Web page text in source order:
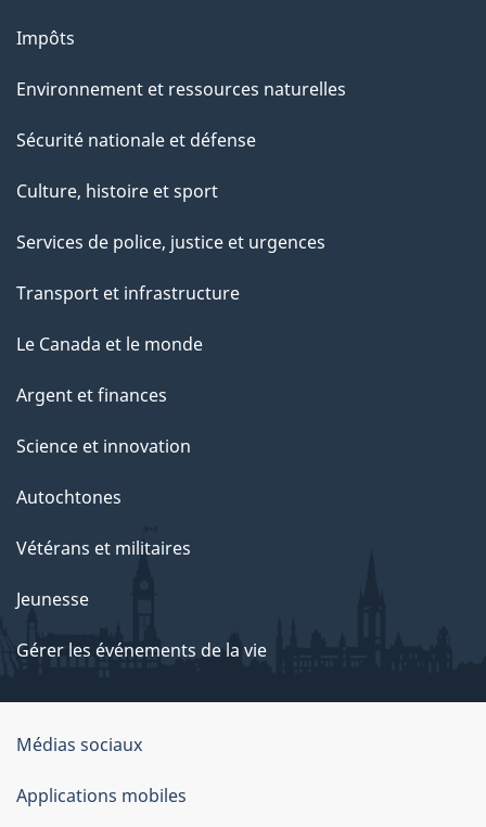
Impôts
Environnement et ressources naturelles
Sécurité nationale et défense
Culture, histoire et sport
Services de police, justice et urgences
Transport et infrastructure
Le Canada et le monde
Argent et finances
Science et innovation
Autochtones
Vétérans et militaires
Jeunesse
Gérer les événements de la vie
Organisation
du
gouvernement
Médias sociaux
Applications mobiles